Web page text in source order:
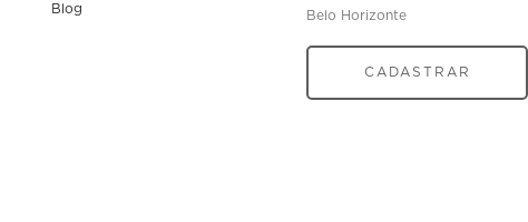
Blog
Belo Horizonte
CADASTRAR